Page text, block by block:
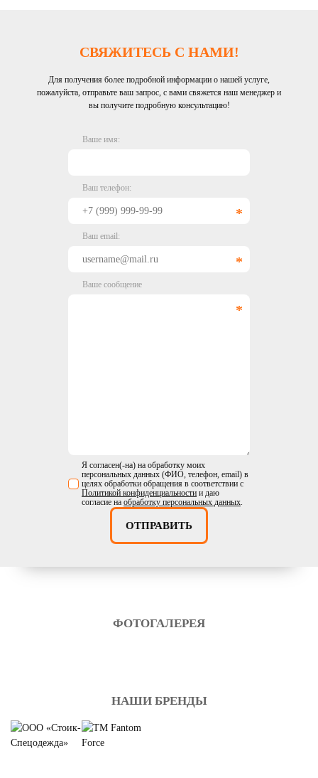
СВЯЖИТЕСЬ С НАМИ!
Для получения более подробной информации о нашей услуге,
пожалуйста, отправьте ваш запрос, с вами свяжется наш менеджер и
вы получите подробную консультацию!
Ваше имя:
Ваш телефон:
Ваш email:
Ваше сообщение
ОТПРАВИТЬ
Я согласен(-на) на обработку моих
персональных данных (ФИО, телефон, email) в
целях обработки обращения в соответствии с
Политикой конфиденциальности и даю
согласие на обработку персональных данных.
ФОТОГАЛЕРЕЯ
НАШИ БРЕНДЫ